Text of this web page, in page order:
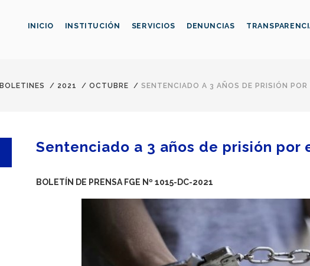
INICIO INSTITUCIÓN SERVICIOS DENUNCIAS
BOLETINES / 2021 / OCTUBRE / SENTENCIADO A 3 AÑOS DE PRISIÓN
Sentenciado a 3 años de prisión
BOLETÍN DE PRENSA FGE Nº 1015-DC-2021